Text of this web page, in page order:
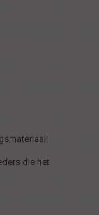
die het